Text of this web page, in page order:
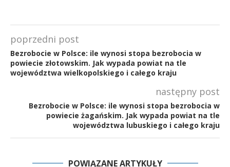
poprzedni post
Bezrobocie w Polsce: ile wynosi stopa bezrobocia w
powiecie złotowskim. Jak wypada powiat na tle
województwa wielkopolskiego i całego kraju
następny post
Bezrobocie w Polsce: ile wynosi stopa bezrobocia w
powiecie żagańskim. Jak wypada powiat na tle
województwa lubuskiego i całego kraju
POWIĄZANE ARTYKUŁY